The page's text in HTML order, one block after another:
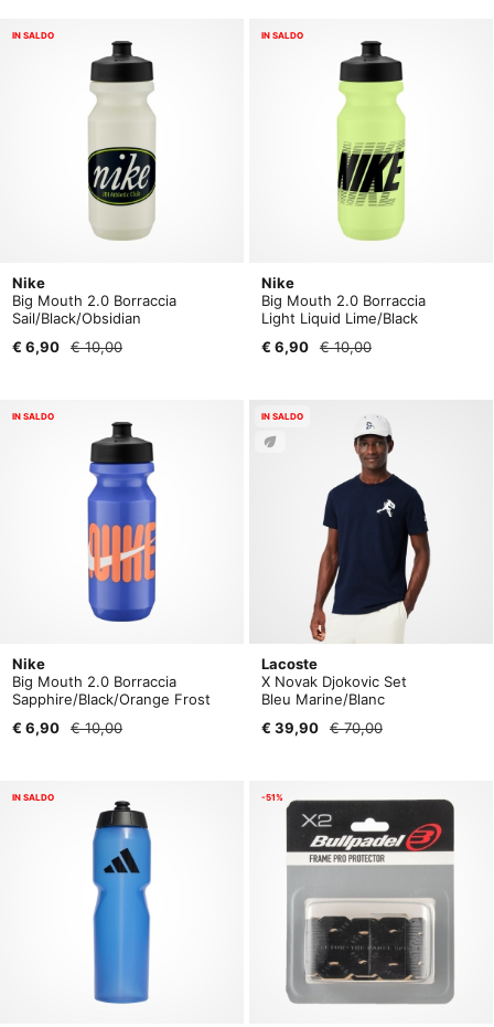
IN SALDO
Nike
Big Mouth 2.0 Borraccia
Sail/Black/Obsidian
€ 6,90
€ 10,00
IN SALDO
Nike
Big Mouth 2.0 Borraccia
Light Liquid Lime/Black
€ 6,90
€ 10,00
IN SALDO
Nike
Big Mouth 2.0 Borraccia
Sapphire/Black/Orange Frost
€ 6,90
€ 10,00
IN SALDO
Lacoste
X Novak Djokovic Set
Bleu Marine/Blanc
€ 39,90
€ 70,00
IN SALDO -51%